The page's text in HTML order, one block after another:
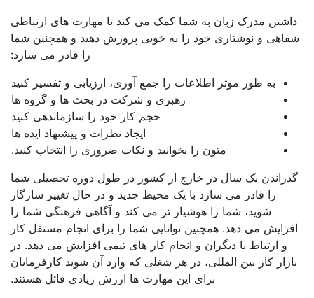
مدرک زبان به شما کمک می کند تا مهارت های ارتباطی
و نوشتاری خود را به خوبی پرورش دهید و همچنین شما
را قادر می سازد:
به طور موثر اطلاعات را جمع آوری، ارزیابی و تفسیر کنید
رهبری و شرکت در بحث ها و گروه ها
حجم کار خود را سازماندهی کنید
ایجاد نظرات و پیشنهاد ایده ها
متون را بخوانید و نکات ضروری را انتخاب کنید.
یک سال در خارج از کشور در طول دوره تحصیلی شما
را قادر می سازد با یک محیط جدید و در حال تغییر سازگار
شوید، شما را هوشیار تر می کند و آگاهی فرهنگی شما را
می دهد. همچنین توانایی شما را برای انجام مستقل کار
و ارتباط با دیگران و انجام کار های تیمی افزایش می دهد. در
کار بین المللی، در هر شغلی که وارد آن شوید کارفرمایان
برای این مهارت ها ارزش زیادی قائل هستند.